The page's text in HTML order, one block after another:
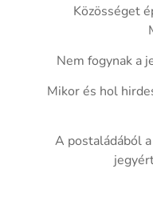
Közösséget
Nem fogynak a
Mikor és hol
A postaládából